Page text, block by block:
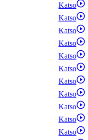
Katso
Katso
Katso
Katso
Katso
Katso
Katso
Katso
Katso
Katso
Katso